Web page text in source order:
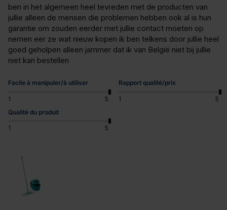
ben in het algemeen heel tevreden met de producten van
jullie alleen de mensen die problemen hebben ook al is hun
garantie om zouden eerder met jullie contact moeten op
nemen eer ze wat nieuw kopen ik ben telkens door jullie heel
goed geholpen alleen jammer dat ik van België niet bij jullie
niet kan bestellen
Facile à manipuler/à utiliser
1 5
Rapport qualité/prix
1
5
Qualité du produit
1 5